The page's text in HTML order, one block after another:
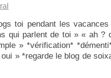
toi pendant les
qui parlent de toi » « ah ?
» *vérification*
» *regarde le blog de